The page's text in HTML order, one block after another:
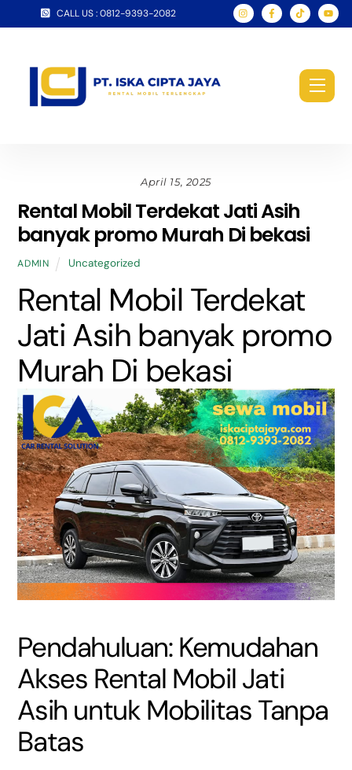
CALL US : 0812-9393-2082
April 15, 2025
Rental Mobil Terdekat Jati Asih
banyak promo Murah Di bekasi
ADMIN Uncategorized
Rental Mobil Terdekat
Jati Asih banyak promo
Murah Di bekasi
Pendahuluan: Kemudahan
Akses Rental Mobil Jati
Asih untuk Mobilitas Tanpa
Batas